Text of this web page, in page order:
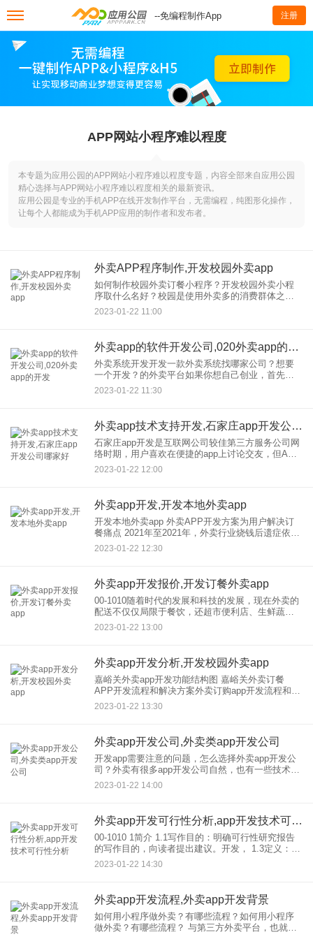
--免编程制作App 注册
APP网站小程序难以程度
本专题为应用公园的APP网站小程序难以程度专题，内容全部来自应用公园
精心选择与APP网站小程序难以程度相关的最新资讯。
应用公园是专业的手机APP在线开发制作平台，无需编程，纯图形化操作，
让每个人都能成为手机APP应用的制作者和发布者。
外卖APP程序制作,开发校园外卖app
如何制作校园外卖订餐小程序？开发校园外卖小程
序取什么名好？校园是使用外卖多的消费群体之
一。学生有一个共同点。当没有课不想出去玩的时
候，他们会点外卖送到宿舍，这样不用起床就可以
2023-01-22 11:00
外卖app的软件开发公司,020外卖app的开发
外卖系统开发开发一款外卖系统找哪家公司？想要
一个开发？的外卖平台如果你想自己创业，首先要
知道自己是否具备创业条件。比如想运营一个外卖
平台，需要做市场调研，看看当地市场的消费者有
2023-01-22 11:30
外卖app技术支持开发,石家庄app开发公司哪家好
石家庄app开发是互联网公司较佳第三方服务公司网
络时期，用户喜欢在便捷的app上讨论交友，但APP
上复杂的内容阻碍了消费者，于是越是高效，石家
庄app开发-API云和高效的技术支持平台为创业者提
2023-01-22 12:00
外卖app开发,开发本地外卖app
开发本地外卖app 外卖APP开发方案为用户解决订
餐痛点 2021年至2021年，外卖行业烧钱后遗症依然
明显，2021年以来仍处于不温不火的发展状态。去
库存化再次让房地产行业陷入狂欢。毕竟吃饭生活
2023-01-22 12:30
外卖app开发报价,开发订餐外卖app
00-1010随着时代的发展和科技的发展，现在外卖的
配送不仅仅局限于餐饮，还超市便利店、生鲜蔬
菜、医疗花卉、本土商家等领域都加入了外卖配送
模式。这也是大势所趋，所以开发对外卖平台系统
2023-01-22 13:00
外卖app开发分析,开发校园外卖app
嘉峪关外卖app开发功能结构图 嘉峪关外卖订餐
APP开发流程和解决方案外卖订购app开发流程和解
决方案 外卖订购app开发是懒惰经济的产物。用户无
需外出即可获得美食资讯，在线订餐、快速配送等
2023-01-22 13:30
外卖app开发公司,外卖类app开发公司
开发app需要注意的问题，怎么选择外卖app开发公
司？外卖有很多app开发公司自然，也有一些技术专
业的设计思路。公司会呈现这种服务项目，很多商
家会和企业，一个技术专业人士合作。然而，在与
2023-01-22 14:00
外卖app开发可行性分析,app开发技术可行性分析
00-1010 1简介 1.1写作目的：明确可行性研究报告
的写作目的，向读者提出建议。开发， 1.3定义：列
出文件中使用的技术术语的定义和缩写的原文。 1.4
参考资料：列出相关资料的
2023-01-22 14:30
外卖app开发流程,外卖app开发背景
如何用小程序做外卖？有哪些流程？如何用小程序
做外卖？有哪些流程？ 与第三方外卖平台，也就是